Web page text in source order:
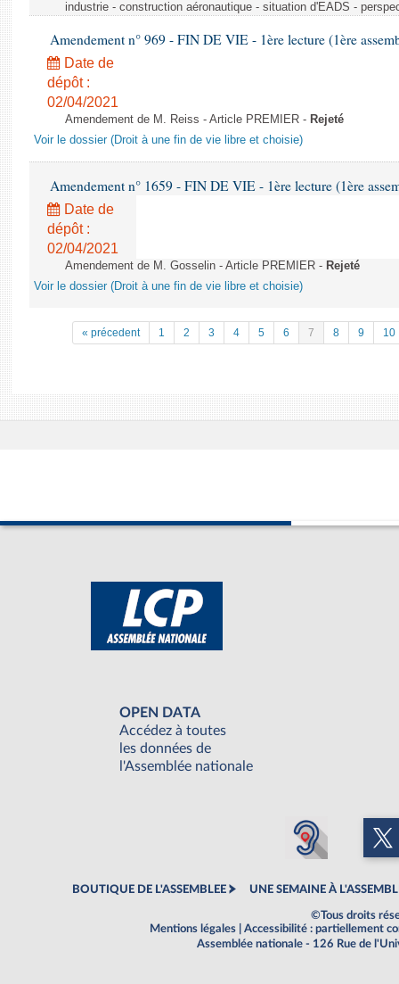
industrie - construction aéronautique - situation d'EADS -
Amendement n° 969 - FIN DE VIE - 1ère lecture (1ère
Date de
dépôt :
02/04/2021
Amendement de M. Reiss - Article PREMIER - Rejeté
Voir le dossier (Droit à une fin de vie libre et choisie)
Amendement n° 1659 - FIN DE VIE - 1ère lecture (1ère
Date de
dépôt :
02/04/2021
Amendement de M. Gosselin - Article PREMIER - Rejeté
Voir le dossier (Droit à une fin de vie libre et choisie)
« précedent 1 2 3 4 5 6 7 8 9 10
OPEN DATA
Accédez à toutes
les données de
l'Assemblée nationale
BOUTIQUE DE L'ASSEMBLEE UNE SEMAINE À
©Tous droits
Mentions légales
Accessibilité : partiellement
Assemblée nationale - 126 Rue de